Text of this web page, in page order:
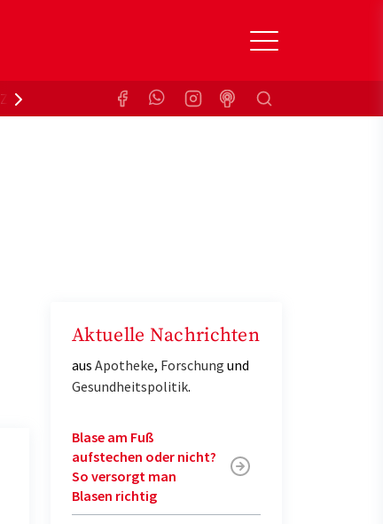
Zuzahlungsbefreiung KrankenkasseSuchen
Aktuelle Nachrichten
aus Apotheke, Forschung und
Gesundheitspolitik.
Blase am Fuß
aufstechen oder nicht?
So versorgt man
Blasen richtig